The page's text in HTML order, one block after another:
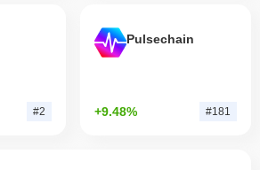
#2
Pulsechain
+9.48% #181